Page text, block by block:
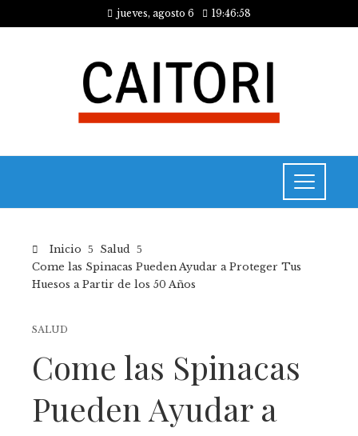
jueves, agosto 6 19:46:58
Inicio
Salud
Come las Spinacas Pueden Ayudar a Proteger Tus
Huesos a Partir de los 50 Años
SALUD
Come las Spinacas
Pueden Ayudar a